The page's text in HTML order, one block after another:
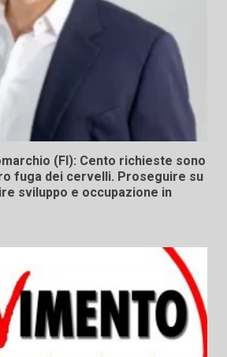
(FI): Cento richieste sono
fuga dei cervelli. Proseguire su
sviluppo e occupazione in